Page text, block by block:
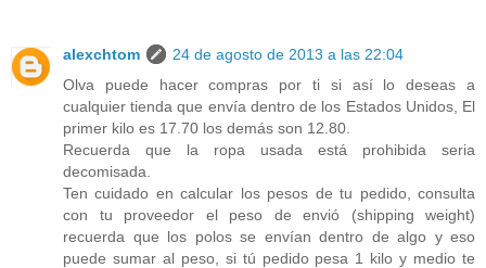
alexchtom
24 de agosto de 2013 a las 22:04
Olva puede hacer compras por ti si así lo deseas a
cualquier tienda que envía dentro de los Estados Unidos, El
primer kilo es 17.70 los demás son 12.80.
Recuerda que la ropa usada está prohibida seria
decomisada.
Ten cuidado en calcular los pesos de tu pedido, consulta
con tu proveedor el peso de envió (shipping weight)
recuerda que los polos se envían dentro de algo y eso
puede sumar al peso, si tú pedido pesa 1 kilo y medio te